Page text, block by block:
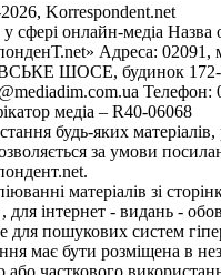
Korrespondent.net
сфері онлайн-медіа Назва
Адреса: 02091,
ШОСЕ, будинок 172-
Телефон:
медіа – R40-06068
будь-яких
за умови
матеріалів зі
, для інтернет - видань -
для пошукових систем
має бути розміщена в
або часткового